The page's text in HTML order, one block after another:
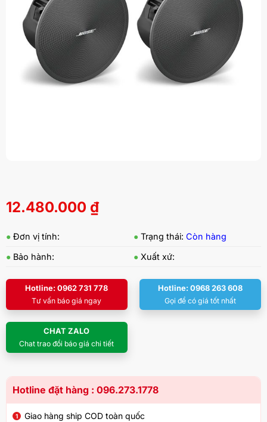
12.480.000 ₫
● Đơn vị tính: ● Trạng thái: Còn hàng
● Bảo hành: ● Xuất xứ:
Hotline: 0962 731 778
Tư vấn báo giá ngay
Hotline: 0968 263 608
Gọi để có giá tốt nhất
CHAT ZALO
Chat trao đổi báo giá chi tiết
Hotline đặt hàng : 096.273.1778
Giao hàng ship COD toàn quốc